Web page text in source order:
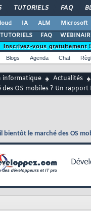
TUTORIELS FAQ
IA ALM Microsoft
TUTORIELS
FAQ
Inscrivez-vous gratuitement !
Blogs Agenda Chat
informatique
Actualités
OS mobiles ? Un
bientôt le marché des OS